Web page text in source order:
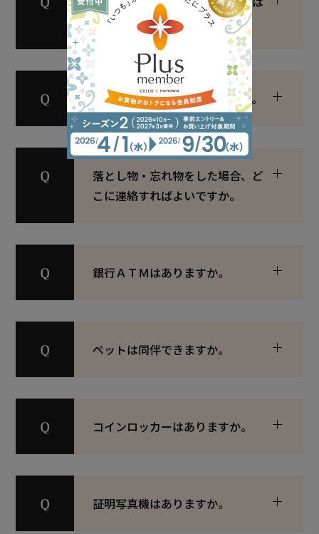
ありますか。
タバコはどこに売っていますか。
落とし物・忘れ物をした場合、ど
こに連絡すればよいですか。
銀行ＡＴＭはありますか。
ペットは同伴できますか。
コインロッカーはありますか。
証明写真機はありますか。